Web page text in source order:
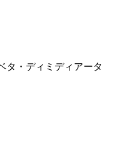
タ・ディミディアータ